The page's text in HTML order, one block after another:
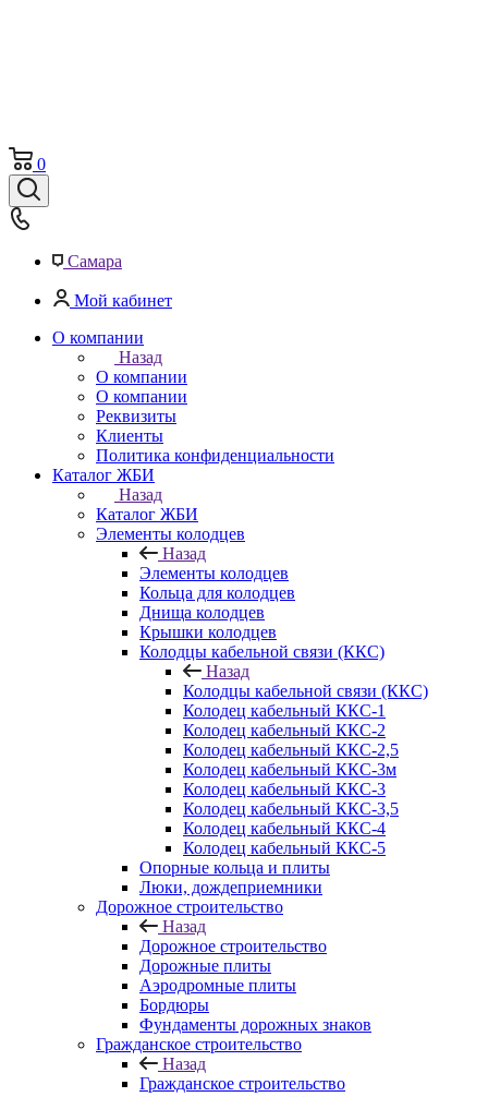
0
Самара
Мой кабинет
О компании
Назад
О компании
О компании
Реквизиты
Клиенты
Политика конфиденциальности
Каталог ЖБИ
Назад
Каталог ЖБИ
Элементы колодцев
Назад
Элементы колодцев
Кольца для колодцев
Днища колодцев
Крышки колодцев
Колодцы кабельной связи (ККС)
Назад
Колодцы кабельной связи (ККС)
Колодец кабельный ККС-1
Колодец кабельный ККС-2
Колодец кабельный ККС-2,5
Колодец кабельный ККС-3м
Колодец кабельный ККС-3
Колодец кабельный ККС-3,5
Колодец кабельный ККС-4
Колодец кабельный ККС-5
Опорные кольца и плиты
Люки, дождеприемники
Дорожное строительство
Назад
Дорожное строительство
Дорожные плиты
Аэродромные плиты
Бордюры
Фундаменты дорожных знаков
Гражданское строительство
Назад
Гражданское строительство